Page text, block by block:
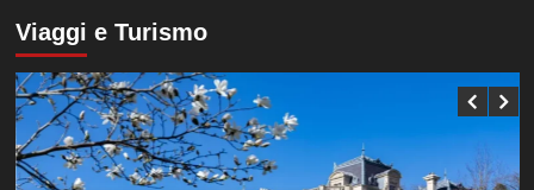
su
Milan
battuto
in
amichevole
3-
0
Viaggi e Turismo